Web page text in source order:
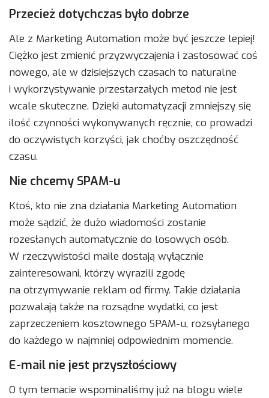
Przecież dotychczas było dobrze
Ale z Marketing Automation może być jeszcze lepiej!
Ciężko jest zmienić przyzwyczajenia i zastosować coś
nowego, ale w dzisiejszych czasach to naturalne
i wykorzystywanie przestarzałych metod nie jest
wcale skuteczne. Dzięki automatyzacji zmniejszy się
ilość czynności wykonywanych ręcznie, co prowadzi
do oczywistych korzyści, jak choćby oszczędność
czasu.
Nie chcemy SPAM-u
Ktoś, kto nie zna działania Marketing Automation
może sądzić, że dużo wiadomości zostanie
rozesłanych automatycznie do losowych osób.
W rzeczywistości maile dostają wyłącznie
zainteresowani, którzy wyrazili zgodę
na otrzymywanie reklam od firmy. Takie działania
pozwalają także na rozsądne wydatki, co jest
zaprzeczeniem kosztownego SPAM-u, rozsyłanego
do każdego w najmniej odpowiednim momencie.
E-mail nie jest przyszłościowy
O tym temacie wspominaliśmy już na blogu wiele